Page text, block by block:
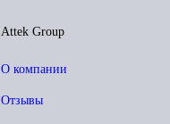
Attek Group
О компании
Отзывы